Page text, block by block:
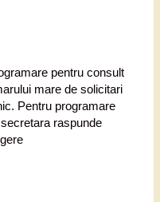
pentru consult
mare de solicitari
Pentru programare
raspunde